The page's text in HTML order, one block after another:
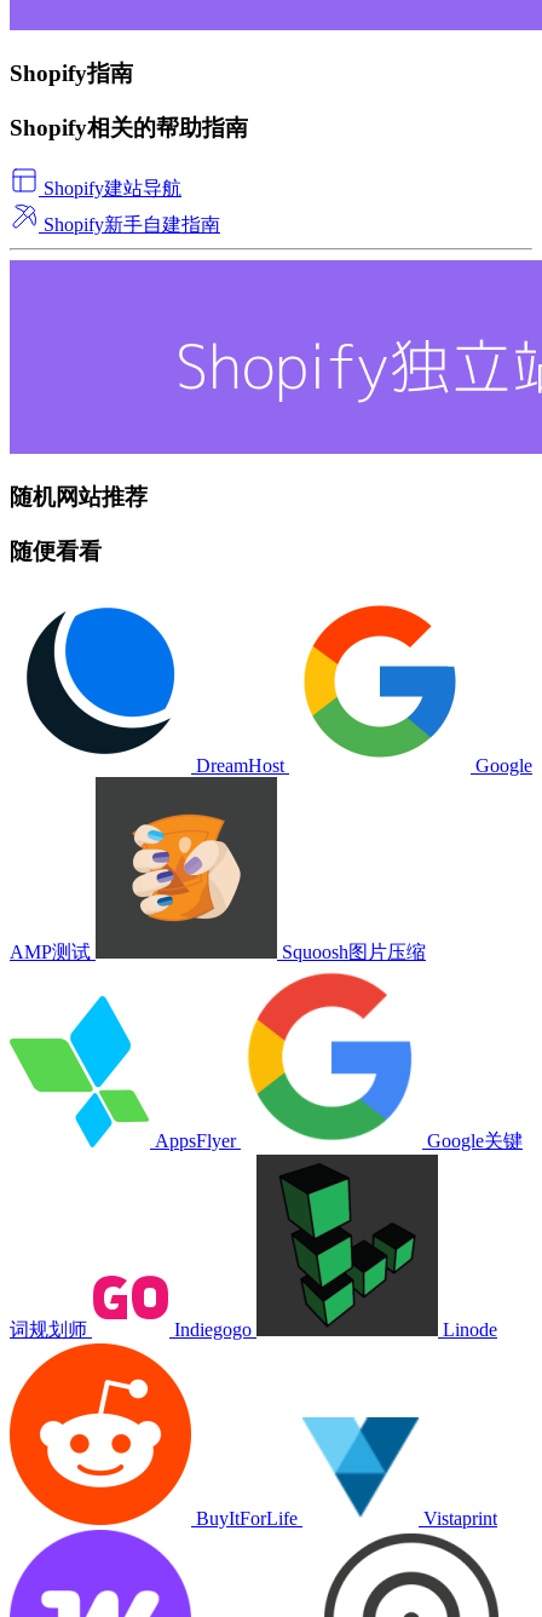
Shopify指南
Shopify相关的帮助指南
Shopify建站导航
Shopify新手自建指南
随机网站推荐
随便看看
DreamHost Google
AMP测试 Squoosh图片压缩
AppsFlyer Google关键
词规划师 Indiegogo Linode
BuyItForLife Vistaprint